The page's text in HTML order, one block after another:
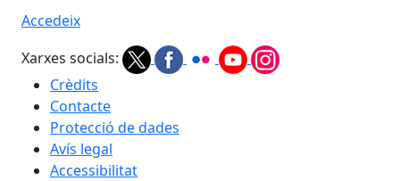
Accedeix
Xarxes socials:
Crèdits
Contacte
Protecció de dades
Avís legal
Accessibilitat